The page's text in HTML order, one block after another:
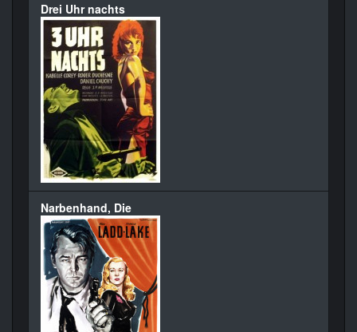
Drei Uhr nachts
Narbenhand, Die